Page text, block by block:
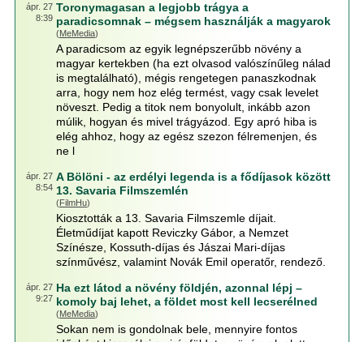
ápr. 27
8:39
Toronymagasan a legjobb trágya a
paradicsomnak – mégsem használják a magyarok
(MeMedia)
A paradicsom az egyik legnépszerűbb növény a
magyar kertekben (ha ezt olvasod valószínűleg nálad
is megtalálható), mégis rengetegen panaszkodnak
arra, hogy nem hoz elég termést, vagy csak levelet
növeszt. Pedig a titok nem bonyolult, inkább azon
múlik, hogyan és mivel trágyázod. Egy apró hiba is
elég ahhoz, hogy az egész szezon félremenjen, és
ne l
ápr. 27
8:54
A Bölöni - az erdélyi legenda is a fődíjasok között
13. Savaria Filmszemlén
(FilmHu)
Kiosztották a 13. Savaria Filmszemle díjait.
Életműdíjat kapott Reviczky Gábor, a Nemzet
Színésze, Kossuth-díjas és Jászai Mari-díjas
színművész, valamint Novák Emil operatőr, rendező.
ápr. 27
9:27
Ha ezt látod a növény földjén, azonnal lépj –
komoly baj lehet, a földet most kell lecserélned
(MeMedia)
Sokan nem is gondolnak bele, mennyire fontos